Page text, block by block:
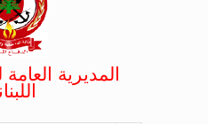
المديرية